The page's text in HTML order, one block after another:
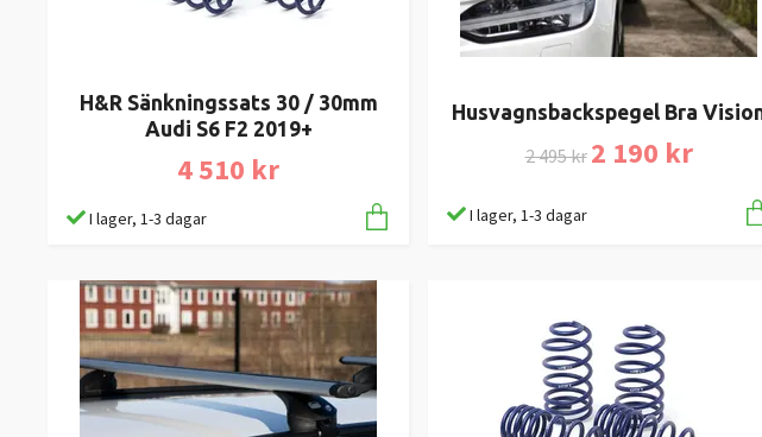
H&R Sänkningssats 30 / 30mm
Audi S6 F2 2019+
4 510 kr
I lager, 1-3 dagar
Husvagnsbackspegel Bra
2 495 kr 2 190 kr
I lager, 1-3 dagar